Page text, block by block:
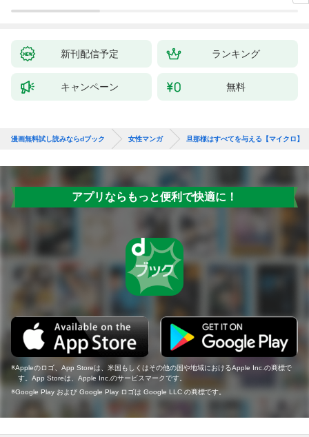
新刊配信予定 ランキング
キャンペーン 無料
漫画無料試し読みならdブック 女性マンガ 旦那様はすべてを与える【マイクロ】
アプリならもっと便利で快適に！
Appleのロゴ、App Storeは、米国もしくはその他の国や地域におけるApple Inc.の商標で
す。App Storeは、Apple Inc.のサービスマークです。
Google Play および Google Play ロゴは Google LLC の商標です。